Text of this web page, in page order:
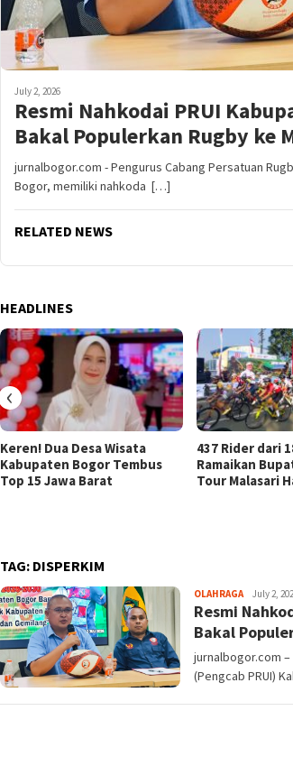
July 2, 2026
Resmi Nahkodai PRUI
Bakal Populerkan Rugby ke
jurnalbogor.com - Pengurus Cabang Persatuan
Bogor, memiliki nahkoda […]
RELATED NEWS
HEADLINES
Keren! Dua Desa Wisata
Kabupaten Bogor Tembus
Top 15 Jawa Barat
437 Rider dari
Ramaikan
Tour Malasari
‹
TAG: DISPERKIM
OLAHRAGAAga
Alamanda
July 2,
Resmi
Bakal
jurnalbogor.com –
(Pengcab PRUI)